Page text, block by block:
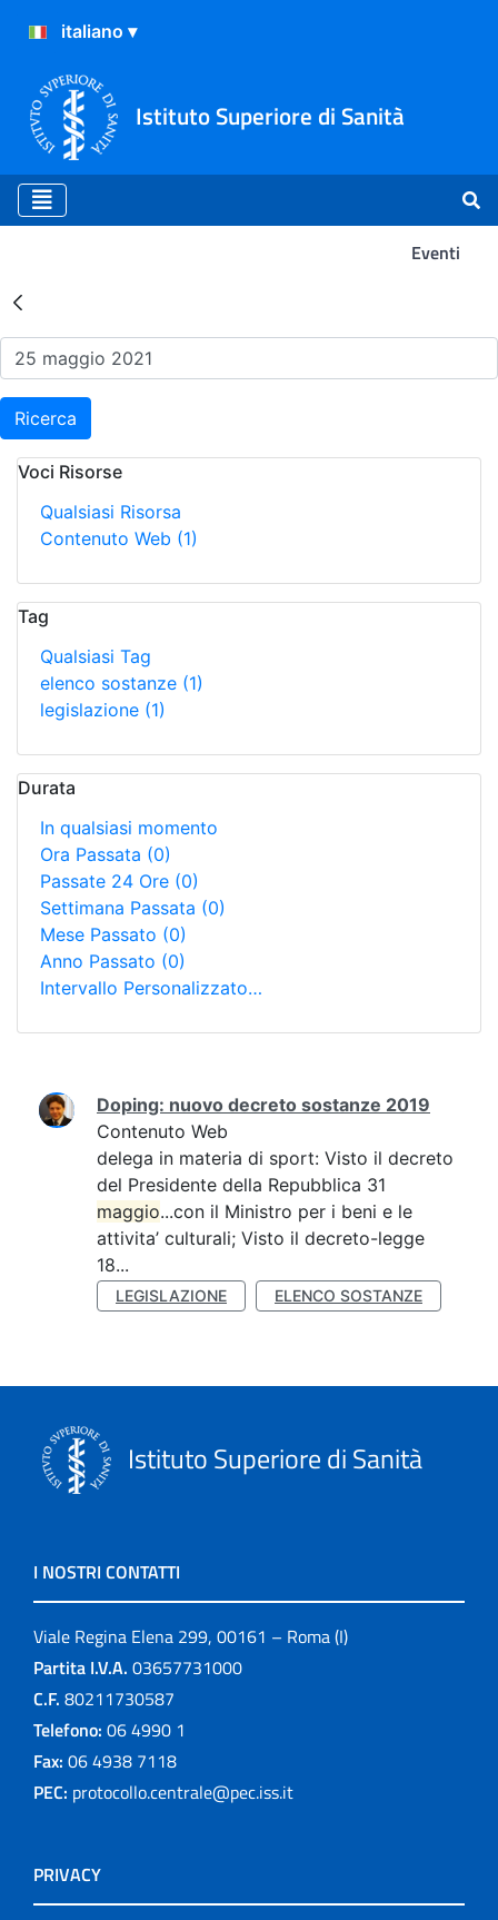
Istituto Superiore di Sanità
Eventi
Risultati della Ricerca -
Ricerca
Voci Risorse
Qualsiasi Risorsa
Contenuto Web (1)
Tag
Qualsiasi Tag
elenco sostanze (1)
legislazione (1)
Durata
In qualsiasi momento
Ora Passata (0)
Passate 24 Ore (0)
Settimana Passata (0)
Mese Passato (0)
Anno Passato (0)
Intervallo Personalizzato…
Ricerca
Doping: nuovo decreto sostanze 2019
Contenuto Web
delega in materia di sport: Visto il decreto
del Presidente della Repubblica 31
maggio...con il Ministro per i beni e le
attivita’ culturali; Visto il decreto-legge
18...
LEGISLAZIONE ELENCO SOSTANZE
Istituto Superiore di Sanità
I NOSTRI CONTATTI
Viale Regina Elena 299, 00161 – Roma (I)
Partita I.V.A. 03657731000
C.F. 80211730587
Telefono: 06 4990 1
Fax: 06 4938 7118
PEC: protocollo.centrale@pec.iss.it
PRIVACY